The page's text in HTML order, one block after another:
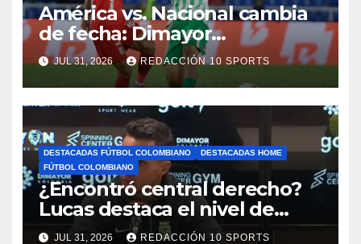
América vs. Nacional cambia
de fecha: Dimayor
reprogramó el clásico por
motivos de seguridad
JUL 31, 2026 REDACCIÓN 10 SPORTS
DESTACADAS FÚTBOL COLOMBIANO
DESTACADAS HOME
FÚTBOL COLOMBIANO
¿Encontró central derecho?
Lucas destaca el nivel de
Néider Parra
JUL 31, 2026 REDACCIÓN 10 SPORTS